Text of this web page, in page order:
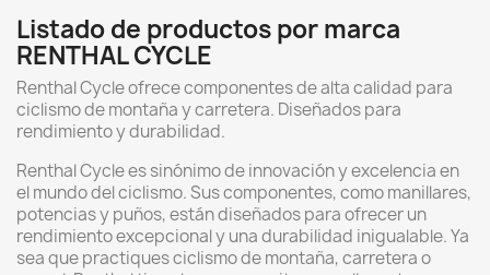
Listado de productos por marca
RENTHAL CYCLE
Renthal Cycle ofrece componentes de alta calidad para
ciclismo de montaña y carretera. Diseñados para
rendimiento y durabilidad.
Renthal Cycle es sinónimo de innovación y excelencia en
el mundo del ciclismo. Sus componentes, como manillares,
potencias y puños, están diseñados para ofrecer un
rendimiento excepcional y una durabilidad inigualable. Ya
sea que practiques ciclismo de montaña, carretera o